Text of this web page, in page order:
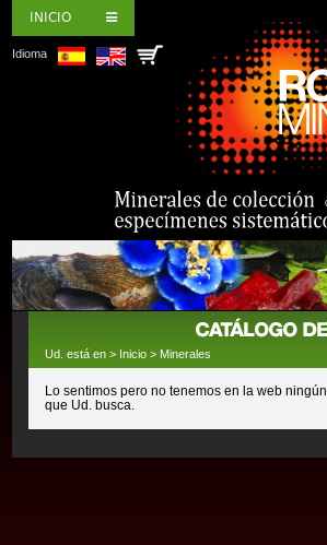
INICIO
Idioma
Ud. está en > Inicio > Minerales
Lo sentimos pero no tenemos en la web
que Ud. busca.